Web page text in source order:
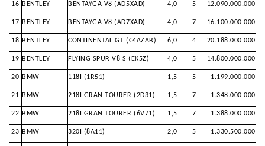
16 BENTLEY BENTAYGA V8 (AD5XAD) 4,0 5 12.090.000.000
17 BENTLEY BENTAYGA V8 (AD7XAD) 4,0 7 16.100.000.000
18 BENTLEY CONTINENTAL GT (C4AZAB) 6,0 4 20.188.000.000
19 BENTLEY FLYING SPUR V8 S (EK5Z) 4,0 5 14.800.000.000
20 BMW 118I (1R51) 1,5 5 1.199.000.000
21 BMW 218I GRAN TOURER (2D31) 1,5 7 1.348.000.000
22 BMW 218I GRAN TOURER (6V71) 1,5 7 1.388.000.000
23 BMW 320I (8A11) 2,0 5 1.330.500.000